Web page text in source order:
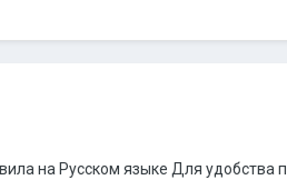
на Русском языке Для